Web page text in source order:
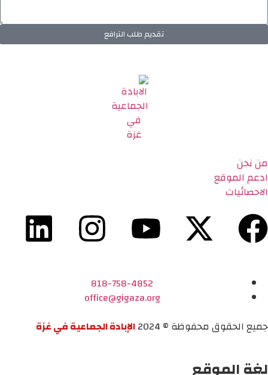
تقديم طلب الترافع
من نحن
ادعم الموقع
الاحصائيات
818-758-4852
office@gigaza.org
جميع الحقوق محفوظة © 2024
الإبادة الجماعية في غزة
لغة الموقع